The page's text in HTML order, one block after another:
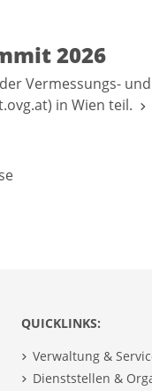
2026
Vermessungs-
in Wien teil.
QUICKLINKS:
Verwaltung &
Dienststellen &